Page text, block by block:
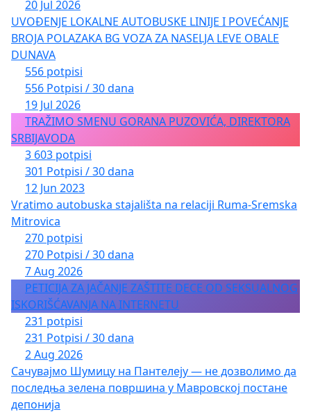
20 Jul 2026
UVOĐENJE LOKALNE AUTOBUSKE LINIJE I POVEĆANJE
BROJA POLAZAKA BG VOZA ZA NASELJA LEVE OBALE
DUNAVA
556 potpisi
556 Potpisi / 30 dana
19 Jul 2026
TRAŽIMO SMENU GORANA PUZOVIĆA, DIREKTORA
SRBIJAVODA
3 603 potpisi
301 Potpisi / 30 dana
12 Jun 2023
Vratimo autobuska stajališta na relaciji Ruma-Sremska
Mitrovica
270 potpisi
270 Potpisi / 30 dana
7 Aug 2026
PETICIJA ZA JAČANJE ZAŠTITE DECE OD SEKSUALNOG
ISKORIŠĆAVANJA NA INTERNETU
231 potpisi
231 Potpisi / 30 dana
2 Aug 2026
Сачувајмо Шумицу на Пантелеју — не дозволимо да
последња зелена површина у Мавровској постане
депонија